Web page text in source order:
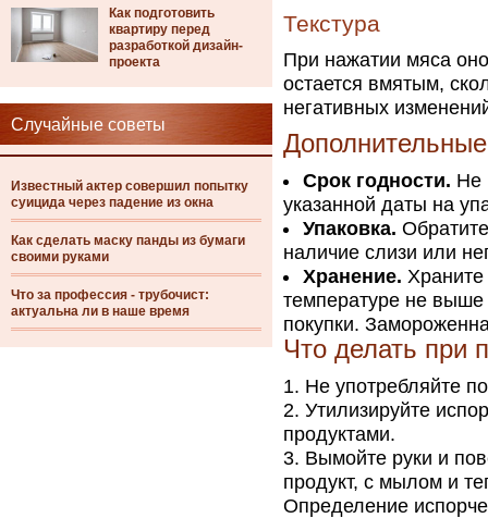
Как подготовить
квартиру перед
разработкой дизайн-
проекта
Случайные советы
Известный актер совершил попытку
суицида через падение из окна
Как сделать маску панды из бумаги
своими руками
Что за профессия - трубочист:
актуальна ли в наше время
Текстура
При нажатии мяса
остается вмятым,
негативных
Срок годности. Не
указанной даты на
Упаковка.
наличие слизи или
Хранение.
температуре не выше
покупки.
Что делать при
Не употребляйте
Утилизируйте
продуктами.
Вымойте руки и
продукт, с мылом и
Определение